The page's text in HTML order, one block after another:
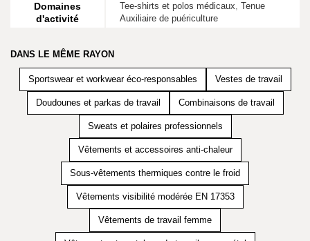
Domaines
d'activité
Tee-shirts et polos médicaux, Tenue
Auxiliaire de puériculture
DANS LE MÊME RAYON
Sportswear et workwear éco-responsables Vestes de travail
Doudounes et parkas de travail Combinaisons de travail
Sweats et polaires professionnels
Vêtements et accessoires anti-chaleur
Sous-vêtements thermiques contre le froid
Vêtements visibilité modérée EN 17353
Vêtements de travail femme